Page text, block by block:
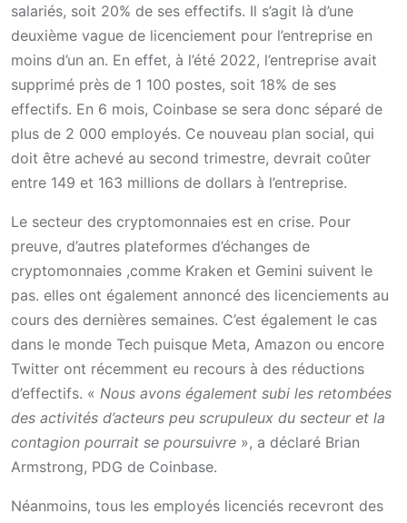
salariés, soit 20% de ses effectifs. Il s’agit là d’une
deuxième vague de licenciement pour l’entreprise en
moins d’un an. En effet, à l’été 2022, l’entreprise avait
supprimé près de 1 100 postes, soit 18% de ses
effectifs. En 6 mois, Coinbase se sera donc séparé de
plus de 2 000 employés. Ce nouveau plan social, qui
doit être achevé au second trimestre, devrait coûter
entre 149 et 163 millions de dollars à l’entreprise.
Le secteur des cryptomonnaies est en crise. Pour
preuve, d’autres plateformes d’échanges de
cryptomonnaies ,comme Kraken et Gemini suivent le
pas. elles ont également annoncé des licenciements au
cours des dernières semaines. C’est également le cas
dans le monde Tech puisque Meta, Amazon ou encore
Twitter ont récemment eu recours à des réductions
d’effectifs. « Nous avons également subi les retombées
des activités d’acteurs peu scrupuleux du secteur et la
contagion pourrait se poursuivre », a déclaré Brian
Armstrong, PDG de Coinbase.
Néanmoins, tous les employés licenciés recevront des